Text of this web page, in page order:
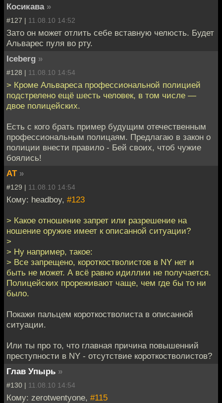
Косикава »
#127 | 11.08.10 14:52
Зато он может отлить себе вставную челюсть. Будет
Альварес пуля во рту.
Iceberg »
#128 | 11.08.10 14:54
> Кроме Альвареса профессиональной полицией
подстрелено ещё шесть человек, в том числе —
двое полицейских.
Есть с кого брать пример будущим отечественным
профессиональным полицаям. Предлагаю в закон о
полиции внести правило - Бей своих, чтоб чужие
боялись!
AT »
#129 | 11.08.10 14:54
Кому: headboy, #123
> Какое отношение запрет или разрешение на
ношение оружие имеет к описанной ситуации?
>
> Ну например, такое:
> Все запрещено, короткостволистов в NY нет и
быть не может. А всё равно идиллии не получается.
Полицейских прореживают чаще, чем где бы то ни
было.
Покажи пальцем короткостволиста в описанной
ситуации.
Или ты про то, что главная причина повышенний
преступности в NY - отсутствие короткостволистов?
Глав Упырь »
#130 | 11.08.10 14:54
Кому: zerotwentyone, #115